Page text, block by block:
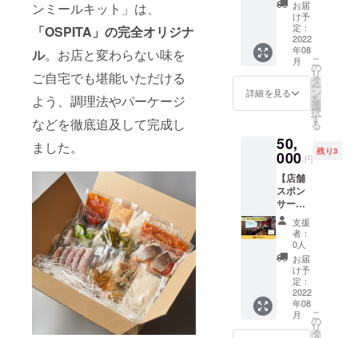
ンミールキット」は、
「OSPITA」の完全オリジナ
ル。お店と変わらない味を
ご自宅でも堪能いただける
よう、調理法やパーケージ
などを徹底追及して完成し
ました。
ラム数
の大小
はあり
ます
が、
しっか
楽しん
でいた
量は入
りま
す。 ※
送料込
みのお
値段で
す。
リッパ
の柔ら
かトマ
ト煮
（330g
×1PC）
ワシと
有馬山
オオー
リオ
（200g
×1PC）
・特製
バー
ニャカ
ウダ
ソース
（70g×
1PC）
・鮮魚
のクラ
フト
ビール
茸と
マッ
シュ
ルーム
のク
リーム
1PC) ・
牡蠣と
リオ
オーリ
オ
(250g×
1PC) ・
ムール
貝の
スープ
パスタ
(410g×
1PC) ※
全て2人
前の
パック
になり
かつ
「今後
の情報
が手に
入る」
LINE公
式アカ
ウント
■商品内
容■ ・
特製ラ
グー
ソース
(300g×
1PC) ・
濃厚ウ
ニのカ
ルボ
ナー
ラ
(190g×
ススメ
出来る
商品を
贅沢に
詰め込
みまし
た。 特
おすす
めで
す。
「完全
紹介制
のお店
に予約
可能」
かつ
「今後
の情報
が手に
入る」
LINE公
式アカ
ウント
すめパ
スタ
ソース
12種
セット
とLINE
公式ア
カウン
ト登録
す。 そ
の日の
気分に
合わせ
てお好
みのパ
スタ選
べば気
分も高
まりま
す。 複
数人で
シェア
しても
良し、
贅沢に
お届
け予
定：
2022
年08
月
詳細を見る
こ
の
リ
タ
ー
ン
を
選
択
す
る
50,
000 円
残り3
【店舗
スポン
サー】
「OSPI
TA」の
企業ス
ポン
サーに
なれる
権利で
す。
「OSPI
TA」の
支援
者：
0人
お届
け予
定：
2022
年08
月
こ
の
リ
タ